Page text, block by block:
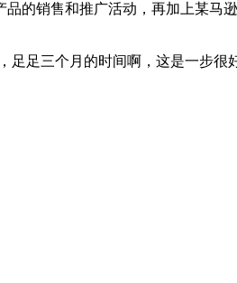
的销售和推广活动，再加上某
足足三个月的时间啊，这是一步很